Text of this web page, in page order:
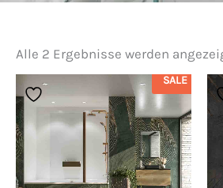
Alle 2 Ergebnisse werden
SALE